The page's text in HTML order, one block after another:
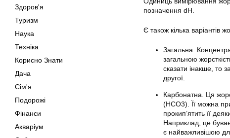
Здоров'я
Туризм
Наука
Техніка
Корисно Знати
Дача
Сім'я
Подорожі
Фінанси
Акваріум
позначення dH.
Є також кілька варіантів
Загальна.
загальною
сказати інакше, то
другої.
Карбонатна. Ця
(HCO3). Її можна
прокип’ятить її
Наприклад, це
є найважливішою